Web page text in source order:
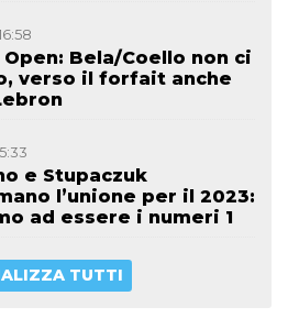
Open: Bela/Coello non ci
verso il forfait anche
e Stupaczuk
l’unione per il 2023:
ad essere i numeri 1
TUTTI